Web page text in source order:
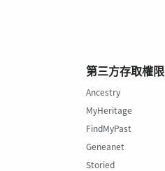
第三方存取權限
Ancestry
MyHeritage
FindMyPast
Geneanet
Storied